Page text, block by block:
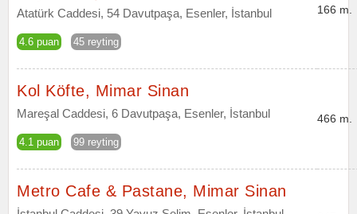
Atatürk Caddesi, 54 Davutpaşa, Esenler, İstanbul
4.6 puan 45 reyting
166 m.
Kol Köfte, Mimar Sinan
Mareşal Caddesi, 6 Davutpaşa, Esenler, İstanbul
4.1 puan 99 reyting
466 m.
Metro Cafe & Pastane, Mimar Sinan